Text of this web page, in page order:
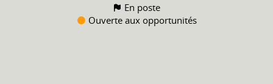
En poste
Ouverte aux opportunités